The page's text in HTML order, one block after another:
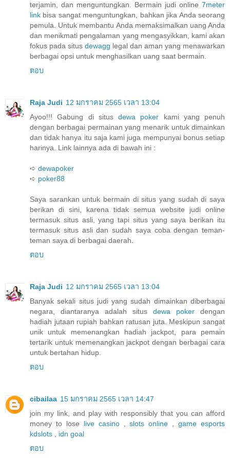
terjamin, dan menguntungkan. Bermain judi online 7meter
link bisa sangat menguntungkan, bahkan jika Anda seorang
pemula. Untuk membantu Anda memaksimalkan uang Anda
dan menikmati pengalaman yang mengasyikkan, kami akan
fokus pada situs dewagg legal dan aman yang menawarkan
berbagai opsi untuk menghasilkan uang saat bermain.
ตอบ
Raja Judi 12 มกราคม 2565 เวลา 13:04
Ayoo!!! Gabung di situs dewa poker kami yang penuh
dengan berbagai permainan yang menarik untuk dimainkan
dan tidak hanya itu saja kami juga mempunyai bonus setiap
harinya. Link lainnya ada di bawah ini :
➪ dewapoker
➪ poker88
Saya sarankan untuk bermain di situs yang sudah di saya
berikan di sini, karena tidak semua website judi online
termasuk situs asli, yang tapi situs yang saya berikan itu
termasuk situs asli dan sudah saya coba dengan teman-
teman saya di berbagai daerah.
ตอบ
Raja Judi 12 มกราคม 2565 เวลา 13:04
Banyak sekali situs judi yang sudah dimainkan diberbagai
negara, diantaranya adalah situs dewa poker dengan
hadiah jutaan rupiah bahkan ratusan juta. Meskipun sangat
unik untuk memenangkan hadiah jackpot, para pemain
tertarik untuk memenangkan jackpot dengan berbagai cara
untuk bertahan hidup.
ตอบ
cibailaa 15 มกราคม 2565 เวลา 14:47
join my link, and play with responsibly that you can afford
money to lose live casino,slots online ,game esports
kdslots
idn goal
ตอบ